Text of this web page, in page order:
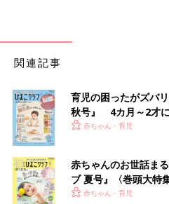
全国2900店のマクドナルド
関連記事
育児の困ったがズバ
秋号』 4カ月～2才
いっぱい！
赤ちゃん・育児
赤ちゃんのお世話ま
ブ 夏号』〈巻頭大特
く！ おっぱい・ミル
赤ちゃん・育児